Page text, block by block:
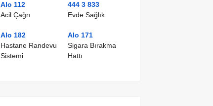
Alo 112
Acil Çağrı
444 3 833
Evde Sağlık
Alo 182
Hastane Randevu
Sistemi
Alo 171
Sigara Bırakma
Hattı